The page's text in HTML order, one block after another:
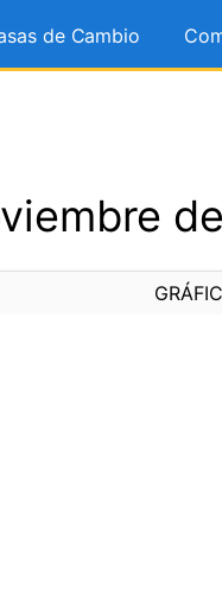
de Cambio